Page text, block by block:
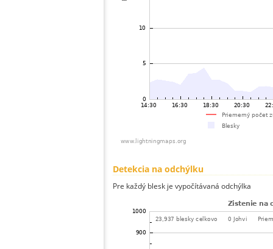
Detekcia na odchýlku
Pre každý blesk je vypočítávaná odchýlka